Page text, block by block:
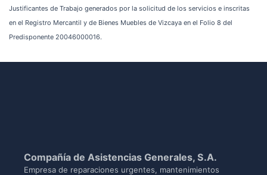
Justificantes de Trabajo generados por la solicitud de los servicios e inscritas
en el Registro Mercantil y de Bienes Muebles de Vizcaya en el Folio 8 del
Predisponente 20046000016.
Compañía de Asistencias Generales, S.A.
Empresa de reparaciones urgentes, mantenimientos